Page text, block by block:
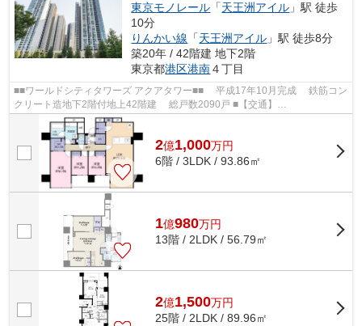
東京モノレール 「天王洲アイル 」駅 徒歩
10分
りんかい線 「天王洲アイル 」駅 徒歩8分
築20年 / 42階建 地下2階
東京都港区港南４丁目
■■ワールドシティタワーズ アクアタワー■■ 平成17年10月完成 鉄筋コン
クリート造地下2階付地上42階建 総戸数2090戸 ■【交通】
━━━━━━━━━━━━━━━ JR山手線「品川」駅徒歩15分 ...
2億1,000万円
6階 / 3LDK / 93.86㎡
1億980万円
13階 / 2LDK / 56.79㎡
2億1,500万円
25階 / 2LDK / 89.96㎡